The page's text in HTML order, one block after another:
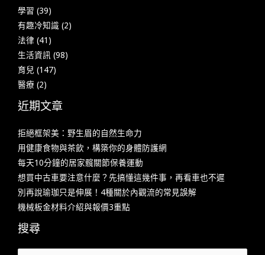
學習 (39)
有趣冷知識 (2)
法律 (41)
生活資訊 (98)
育兒 (147)
醫療 (2)
近期文章
拒絕框架美：野生眉的自然生命力
用健康食物與茶飲，構築你的身體防護網
每天10分鐘的居家髖關節保養運動
想買中古車要注意什麼？先搞懂這幾件事，再看車也不遲
別再說瑜珈只是伸展！4種關於內觀流的常見誤解
機械板金材料介紹與報價3重點
搜尋